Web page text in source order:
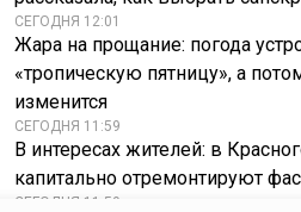
СЕГОДНЯ 12:01
Жара на прощание: погода
«тропическую пятницу», а
изменится
СЕГОДНЯ 11:59
В интересах жителей: в
капитально отремонтируют
СЕГОДНЯ 11:59